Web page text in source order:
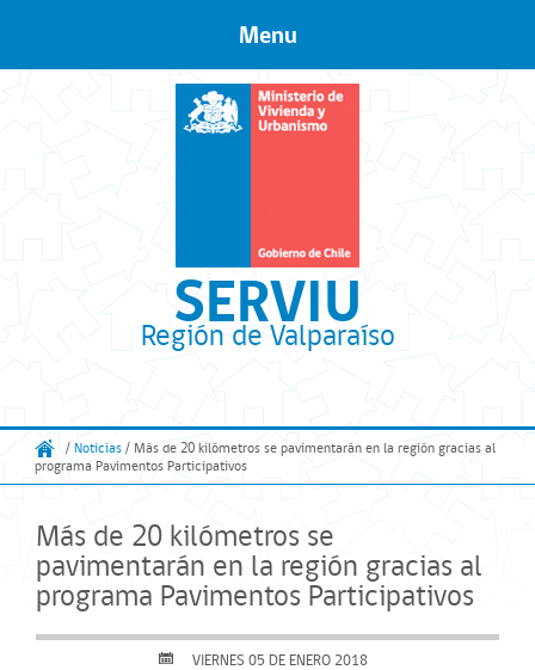
SERVIU
Región de Valparaíso
Menu
/ Noticias / Más de 20 kilómetros se pavimentarán en la región gracias al
programa Pavimentos Participativos
Más de 20 kilómetros se
pavimentarán en la región gracias al
programa Pavimentos Participativos
VIERNES 05 DE ENERO 2018